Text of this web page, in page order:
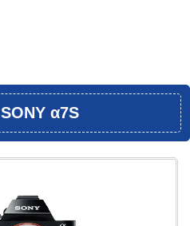
SONY ‪α‬7S